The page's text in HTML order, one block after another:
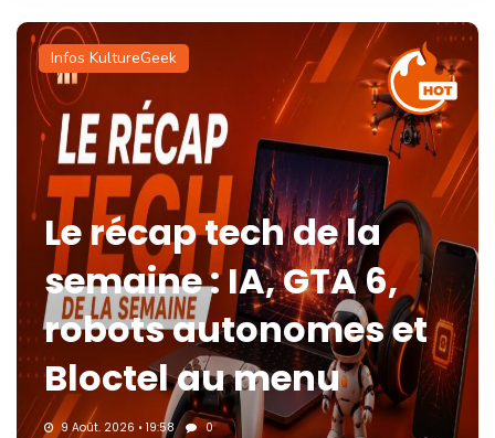
Infos KultureGeek
Le récap tech de la
semaine : IA, GTA 6,
robots autonomes et
Bloctel au menu
9 Août. 2026 • 19:58 0